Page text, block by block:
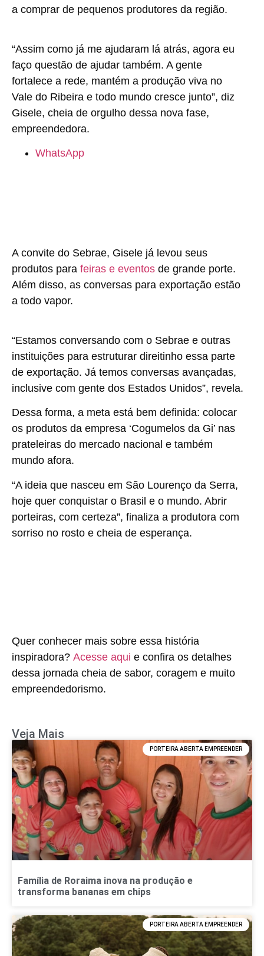
a comprar de pequenos produtores da região.
“Assim como já me ajudaram lá atrás, agora eu
faço questão de ajudar também. A gente
fortalece a rede, mantém a produção viva no
Vale do Ribeira e todo mundo cresce junto”, diz
Gisele, cheia de orgulho dessa nova fase,
empreendedora.
WhatsApp
A convite do Sebrae, Gisele já levou seus
produtos para feiras e eventos de grande porte.
Além disso, as conversas para exportação estão
a todo vapor.
“Estamos conversando com o Sebrae e outras
instituições para estruturar direitinho essa parte
de exportação. Já temos conversas avançadas,
inclusive com gente dos Estados Unidos”, revela.
Dessa forma, a meta está bem definida: colocar
os produtos da empresa ‘Cogumelos da Gi’ nas
prateleiras do mercado nacional e também
mundo afora.
“A ideia que nasceu em São Lourenço da Serra,
hoje quer conquistar o Brasil e o mundo. Abrir
porteiras, com certeza”, finaliza a produtora com
sorriso no rosto e cheia de esperança.
Quer conhecer mais sobre essa história
inspiradora? Acesse aqui e confira os detalhes
dessa jornada cheia de sabor, coragem e muito
empreendedorismo.
Veja Mais
PORTEIRA ABERTA EMPREENDER
Família de Roraima inova na produção e
transforma bananas em chips
PORTEIRA ABERTA EMPREENDER